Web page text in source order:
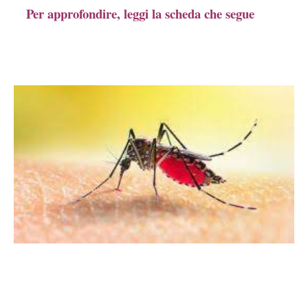
Per approfondire, leggi la scheda che segue